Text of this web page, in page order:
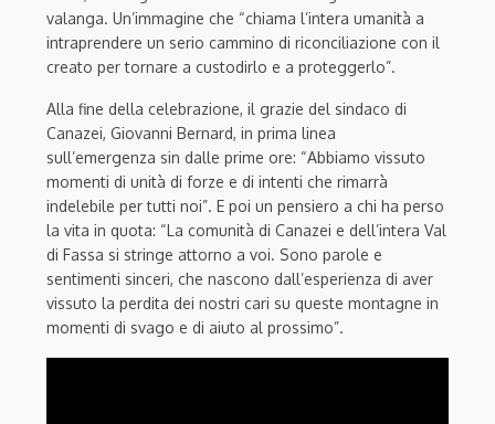
valanga. Un’immagine che “chiama l’intera umanità a
intraprendere un serio cammino di riconciliazione con il
creato per tornare a custodirlo e a proteggerlo”.
Alla fine della celebrazione, il grazie del sindaco di
Canazei, Giovanni Bernard, in prima linea
sull’emergenza sin dalle prime ore: “Abbiamo vissuto
momenti di unità di forze e di intenti che rimarrà
indelebile per tutti noi”. E poi un pensiero a chi ha perso
la vita in quota: “La comunità di Canazei e dell’intera Val
di Fassa si stringe attorno a voi. Sono parole e
sentimenti sinceri, che nascono dall’esperienza di aver
vissuto la perdita dei nostri cari su queste montagne in
momenti di svago e di aiuto al prossimo”.